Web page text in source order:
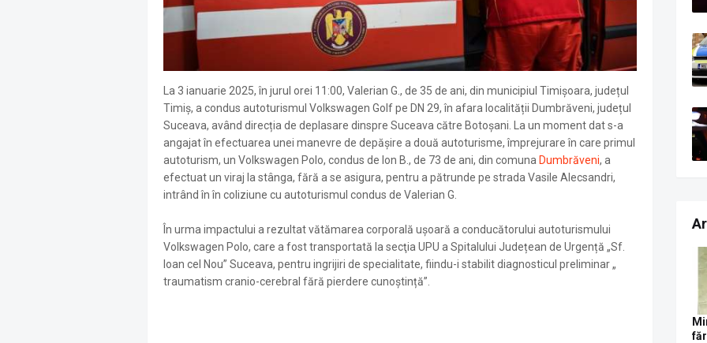
La 3 ianuarie 2025, în jurul orei 11:00, Valerian G., de 35 de ani, din municipiul Timișoara, județul
Timiș, a condus autoturismul Volkswagen Golf pe DN 29, în afara localității Dumbrăveni, județul
Suceava, având direcția de deplasare dinspre Suceava către Botoșani. La un moment dat s-a
angajat în efectuarea unei manevre de depășire a două autoturisme, împrejurare în care primul
autoturism, un Volkswagen Polo, condus de Ion B., de 73 de ani, din comuna Dumbrăveni, a
efectuat un viraj la stânga, fără a se asigura, pentru a pătrunde pe strada Vasile Alecsandri,
intrând în în coliziune cu autoturismul condus de Valerian G.
În urma impactului a rezultat vătămarea corporală ușoară a conducătorului autoturismului
Volkswagen Polo, care a fost transportată la secţia UPU a Spitalului Județean de Urgență „Sf.
Ioan cel Nou” Suceava, pentru ingrijiri de specialitate, fiindu-i stabilit diagnosticul preliminar „
traumatism cranio-cerebral fără pierdere cunoștință”.